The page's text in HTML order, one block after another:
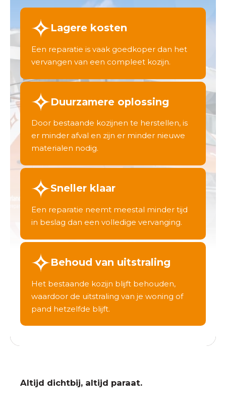
Lagere kosten
Een reparatie is vaak goedkoper dan het
vervangen van een compleet kozijn.
Duurzamere oplossing
Door bestaande kozijnen te herstellen, is
er minder afval en zijn er minder nieuwe
materialen nodig.
Sneller klaar
Een reparatie neemt meestal minder tijd
in beslag dan een volledige vervanging.
Behoud van uitstraling
Het bestaande kozijn blijft behouden,
waardoor de uitstraling van je woning of
pand hetzelfde blijft.
Altijd dichtbij, altijd paraat.